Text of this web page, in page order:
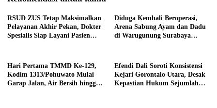
RSUD ZUS Tetap Maksimalkan
Pelayanan Akhir Pekan, Dokter
Spesialis Siap Layani Pasien
Diduga Kembali Beroperasi,
Arena Sabung Ayam dan Dadu
di Warugunung Surabaya
Hari Pertama TMMD Ke-129,
Kodim 1313/Pohuwato Mulai
Garap Jalan, Air Bersih hingga
Efendi Dali Soroti Konsistensi
Kejari Gorontalo Utara, Desak
Kepastian Hukum Sejumlah